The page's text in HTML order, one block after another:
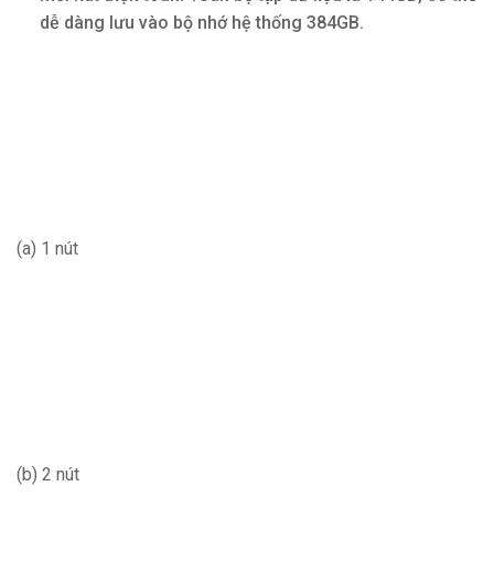
dễ dàng lưu vào bộ nhớ hệ thống 384GB.
(a) 1 nút
(b) 2 nút